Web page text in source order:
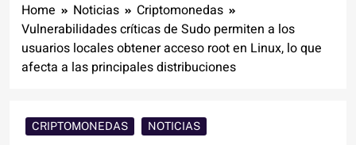
Home Noticias
Criptomonedas
Vulnerabilidades críticas de Sudo permiten a los
usuarios locales obtener acceso root en Linux, lo que
afecta a las principales distribuciones
CRIPTOMONEDAS NOTICIAS